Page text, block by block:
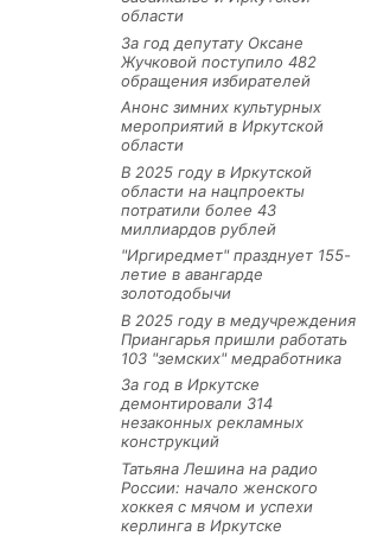
области
За год депутату Оксане
Жучковой поступило 482
обращения избирателей
Анонс зимних культурных
мероприятий в Иркутской
области
В 2025 году в Иркутской
области на нацпроекты
потратили более 43
миллиардов рублей
"Иргиредмет" празднует 155-
летие в авангарде
золотодобычи
В 2025 году в медучреждения
Приангарья пришли работать
103 "земских" медработника
За год в Иркутске
демонтировали 314
незаконных рекламных
конструкций
Татьяна Лешина на радио
России: начало женского
хоккея с мячом и успехи
керлинга в Иркутске